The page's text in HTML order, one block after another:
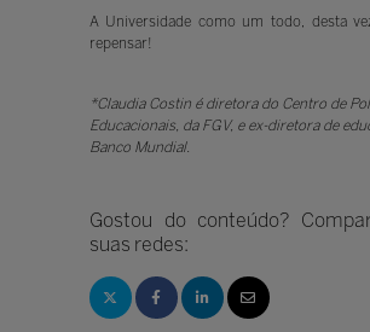
A Universidade como um todo, desta
repensar!
*Claudia Costin é diretora do Centro de
Educacionais, da FGV, e ex-diretora de
Banco Mundial.
Gostou do conteúdo?
suas redes: